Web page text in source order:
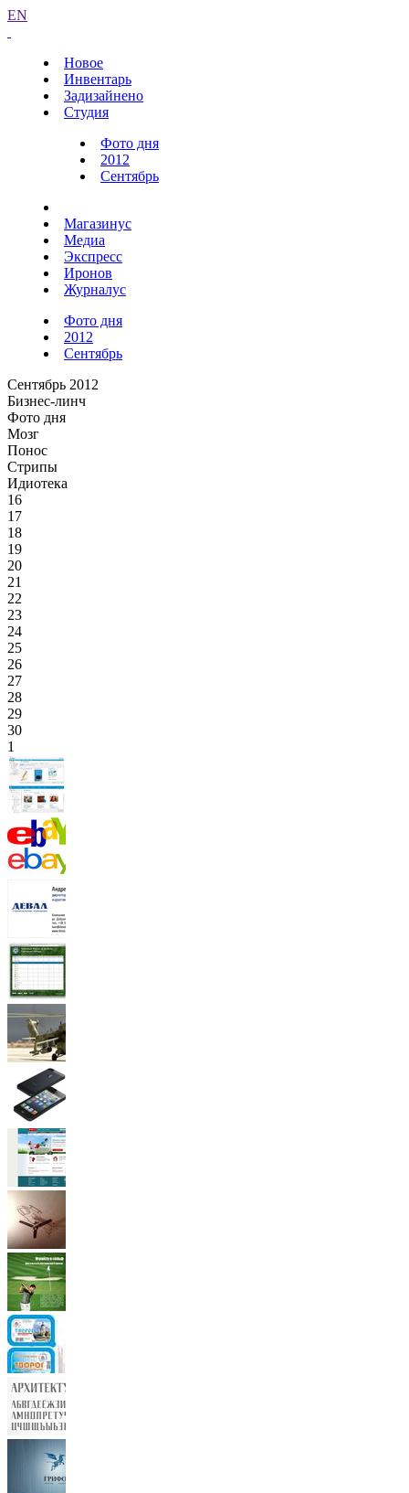
EN
Новое
Инвентарь
Задизайнено
Студия
Фото дня
2012
Сентябрь
Магазинус
Медиа
Экспресс
Иронов
Журналус
Фото дня
2012
Сентябрь
Сентябрь 2012
Бизнес-линч
Фото дня
Мозг
Понос
Стрипы
Идиотека
16
17
18
19
20
21
22
23
24
25
26
27
28
29
30
1